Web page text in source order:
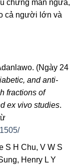
chứng mẩn ngứa,
cả người lớn và
(Ngày 24
and anti-
fractions of
ex vivo studies.
S H Chu, V W S
Henry L Y